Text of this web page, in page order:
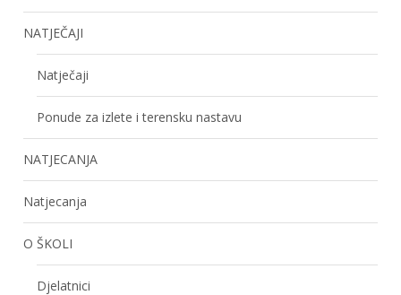
NATJEČAJI
Natječaji
Ponude za izlete i terensku nastavu
NATJECANJA
Natjecanja
O ŠKOLI
Djelatnici